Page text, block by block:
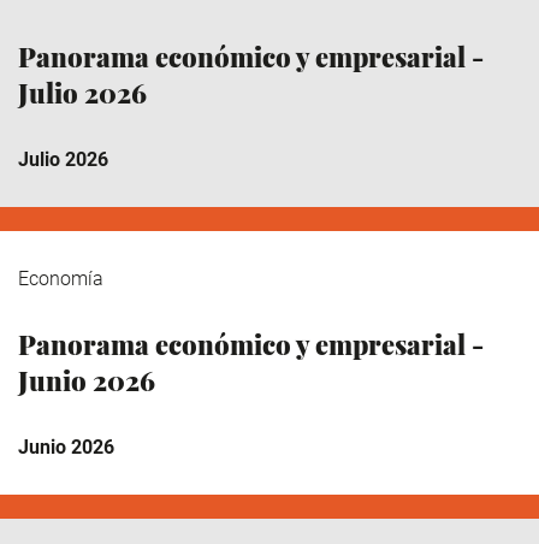
Panorama económico y empresarial -
Julio 2026
Julio 2026
Economía
Panorama económico y empresarial -
Junio 2026
Junio 2026